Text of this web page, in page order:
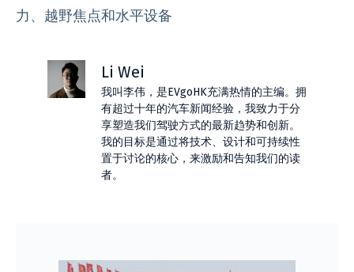
力、越野焦点和水平设备
Li Wei
我叫李伟，是EVgoHK充满热情的主编。拥
有超过十年的汽车新闻经验，我致力于分
享塑造我们驾驶方式的最新趋势和创新。
我的目标是通过将技术、设计和可持续性
置于讨论的核心，来激励和告知我们的读
者。